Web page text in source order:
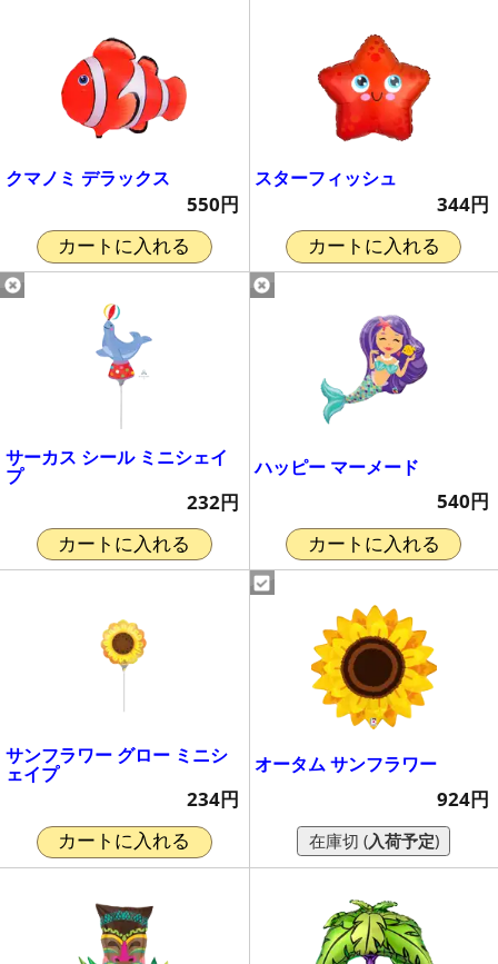
クマノミ デラックス
550円
カートに入れる
スターフィッシュ
344円
カートに入れる
サーカス シール ミニシェイ
プ
232円
カートに入れる
ハッピー マーメード
540円
カートに入れる
サンフラワー グロー ミニシ
ェイプ
234円
カートに入れる
オータム サンフラワー
924円
在庫切 (入荷予定)